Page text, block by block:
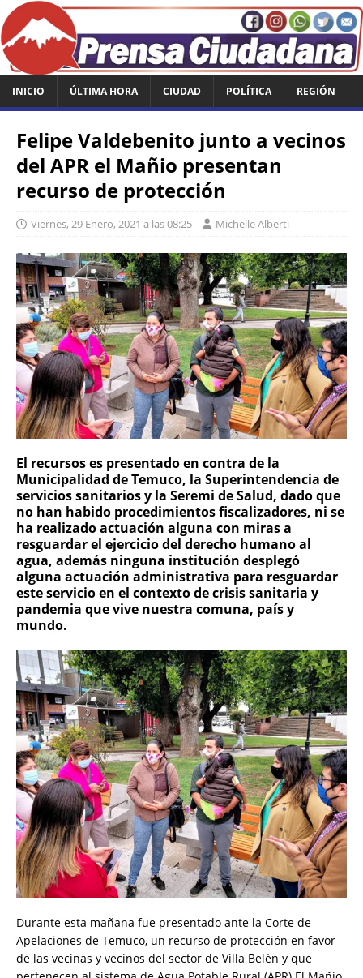
INICIO ÚLTIMA HORA CIUDAD POLÍTICA REGIÓN
Felipe Valdebenito junto a vecinos
del APR el Mañio presentan
recurso de protección
Viernes, 29 Enero, 2021 a las 08:25 Michelle Alberti
El recursos es presentado en contra de la
Municipalidad de Temuco, la Superintendencia de
servicios sanitarios y la Seremi de Salud, dado que
no han habido procedimientos fiscalizadores, ni se
ha realizado actuación alguna con miras a
resguardar el ejercicio del derecho humano al
agua, además ninguna institución desplegó
alguna actuación administrativa para resguardar
este servicio en el contexto de crisis sanitaria y
pandemia que vive nuestra comuna, país y
mundo.
Durante esta mañana fue presentado ante la Corte de
Apelaciones de Temuco, un recurso de protección en favor
de las vecinas y vecinos del sector de Villa Belén y que